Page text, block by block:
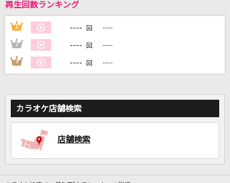
自宅でカラオケ歌い放題！
再生回数ランキング
1 ---- 回 ----
2 ---- 回 ----
3 ---- 回 ----
カラオケ店舗検索
店舗検索